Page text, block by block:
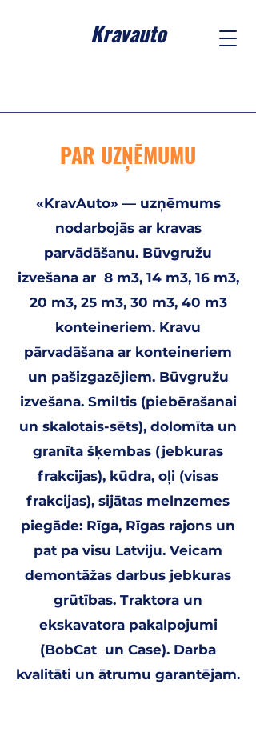
Kravauto
PAR UZŅĒMUMU
«KravAuto» — uzņēmums
nodarbojās ar kravas
parvādāšanu. Būvgružu
izvešana ar 8 m3, 14 m3, 16 m3,
20 m3, 25 m3, 30 m3, 40 m3
konteineriem. Kravu
pārvadāšana ar konteineriem
un pašizgazējiem. Būvgružu
izvešana. Smiltis (piebērašanai
un skalotais-sēts), dolomīta un
granīta šķembas (jebkuras
frakcijas), kūdra, oļi (visas
frakcijas), sijātas melnzemes
piegāde: Rīga, Rīgas rajons un
pat pa visu Latviju. Veicam
demontāžas darbus jebkuras
grūtības. Traktora un
ekskavatora pakalpojumi
(BobCat un Case). Darba
kvalitāti un ātrumu garantējam.